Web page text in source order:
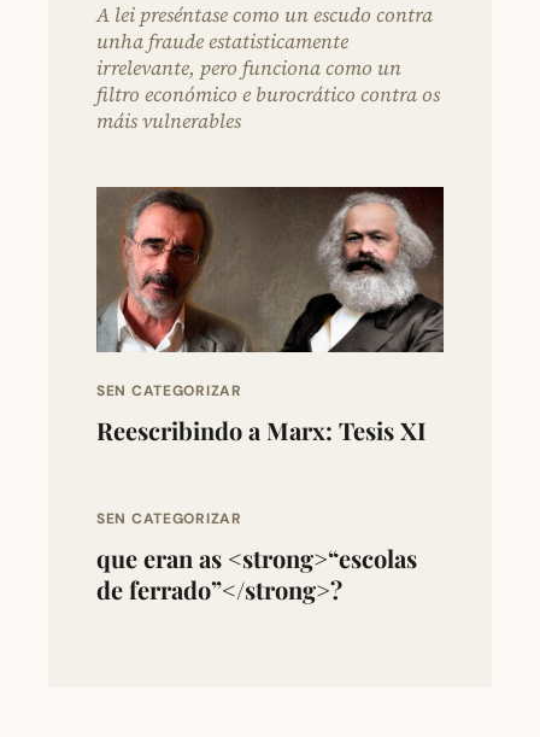
A lei preséntase como un escudo contra
unha fraude estatisticamente
irrelevante, pero funciona como un
filtro económico e burocrático contra os
máis vulnerables
SEN CATEGORIZAR
Reescribindo a Marx: Tesis XI
SEN CATEGORIZAR
que eran as <strong>“escolas
de ferrado”</strong>?